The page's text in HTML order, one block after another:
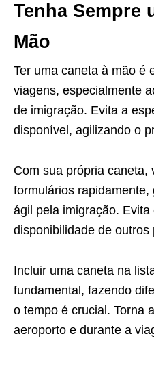
Tenha Sempre
Mão
Ter uma caneta à mão é
viagens, especialmente
de imigração. Evita a
disponível, agilizando o
Com sua própria caneta,
formulários rapidamente,
ágil pela imigração. Evita
disponibilidade de outros
Incluir uma caneta na
fundamental, fazendo
o tempo é crucial. Torna
aeroporto e durante a